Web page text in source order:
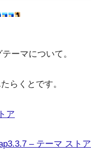
ーマについて。
らくとです。
ア
– テーマ ストア